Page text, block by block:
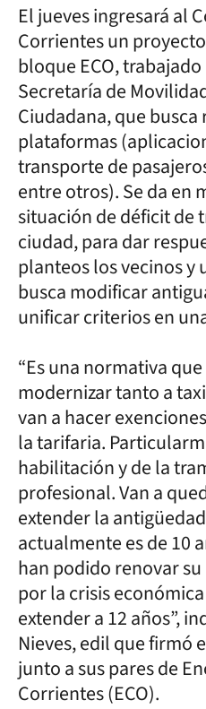
El jueves ingresará al
Corrientes un
bloque ECO,
Secretaría de
Ciudadana, que
plataformas
transporte de
entre otros). Se da en
situación de déficit de
ciudad, para dar
planteos los vecinos y
busca modificar
unificar criterios en
“Es una normativa
modernizar tanto a
van a hacer
la tarifaria.
habilitación y de la
profesional. Van a
extender la
actualmente es de 10
han podido renovar
por la crisis
extender a 12 años”,
Nieves, edil que firmó
junto a sus pares de
Corrientes (ECO).